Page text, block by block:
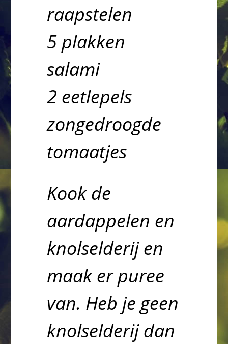
raapstelen
5 plakken
salami
2 eetlepels
zongedroogde
tomaatjes
Kook de
aardappelen en
knolselderij en
maak er puree
van. Heb je geen
knolselderij dan